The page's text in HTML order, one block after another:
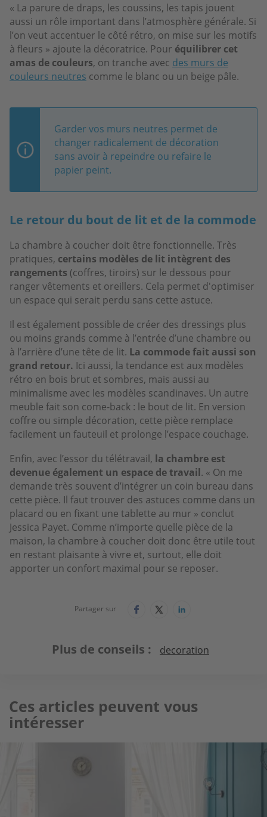
« La parure de draps, les coussins, les tapis jouent
aussi un rôle important dans l’atmosphère générale. Si
l’on veut accentuer le côté rétro, on mise sur les motifs
à fleurs » ajoute la décoratrice. Pour équilibrer cet
amas de couleurs, on tranche avec des murs de
couleurs neutres comme le blanc ou un beige pâle.
Garder vos murs neutres permet de
changer radicalement de décoration
sans avoir à repeindre ou refaire le
papier peint.
Le retour du bout de lit et de la commode
La chambre à coucher doit être fonctionnelle. Très
pratiques, certains modèles de lit intègrent des
rangements (coffres, tiroirs) sur le dessous pour
ranger vêtements et oreillers. Cela permet d'optimiser
un espace qui serait perdu sans cette astuce.
Il est également possible de créer des dressings plus
ou moins grands comme à l’entrée d’une chambre ou
à l’arrière d’une tête de lit. La commode fait aussi son
grand retour. Ici aussi, la tendance est aux modèles
rétro en bois brut et sombres, mais aussi au
minimalisme avec les modèles scandinaves. Un autre
meuble fait son come-back : le bout de lit. En version
coffre ou simple décoration, cette pièce remplace
facilement un fauteuil et prolonge l’espace couchage.
Enfin, avec l’essor du télétravail, la chambre est
devenue également un espace de travail. « On me
demande très souvent d’intégrer un coin bureau dans
cette pièce. Il faut trouver des astuces comme dans un
placard ou en fixant une tablette au mur » conclut
Jessica Payet. Comme n’importe quelle pièce de la
maison, la chambre à coucher doit donc être utile tout
en restant plaisante à vivre et, surtout, elle doit
apporter un confort maximal pour se reposer.
Partager sur
Plus de conseils decoration
Ces articles peuvent vous
intéresser